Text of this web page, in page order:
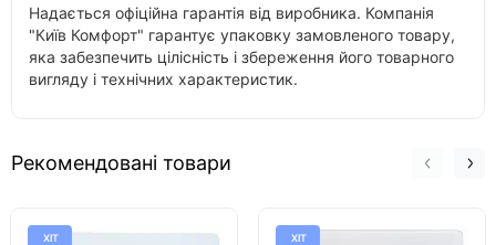
Надається офіційна гарантія від виробника. Компанія
"Київ Комфорт" гарантує упаковку замовленого товару,
яка забезпечить цілісність і збереження його товарного
вигляду і технічних характеристик.
Рекомендовані товари
ХІТ ХІТ